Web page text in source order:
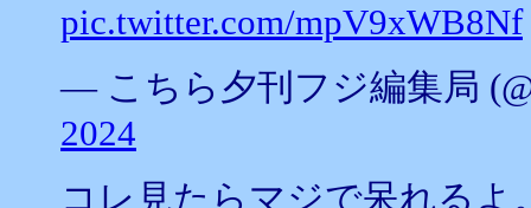
pic.twitter.com/mpV9xWB8Nf
— こちら夕刊フジ編集局
2024
コレ見たらマジで呆れるよ